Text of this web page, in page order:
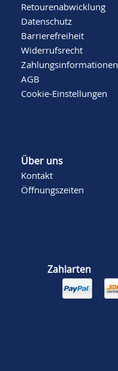
Retourenabwicklung
Datenschutz
Barrierefreiheit
Widerrufsrecht
Zahlungsinformationen
AGB
Cookie-Einstellungen
Über uns
Kontakt
Öffnungszeiten
Zahlarten